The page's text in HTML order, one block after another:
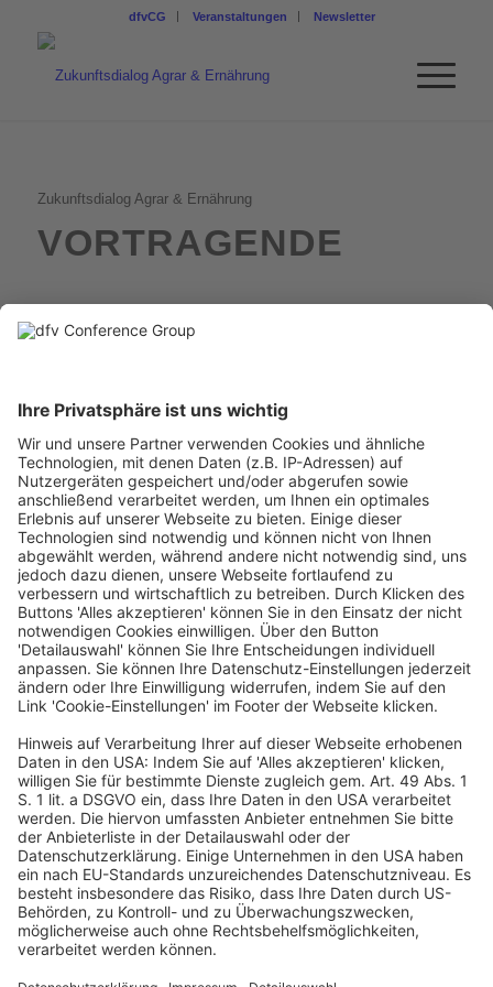
dfvCG Veranstaltungen Newsletter
Zukunftsdialog Agrar & Ernährung
VORTRAGENDE
MARTIN HÄUSLING
Mitglied des Europäischen Parlaments
agrarpolitischer Sprecher der Fraktion der GRÜNEN/EFA
und Mitglied im Umweltausschuss
Martin Häusling ist seit 2009 Mitglied des Europäischen
Parlaments und dort agrarpolitischer Sprecher der Fraktion der
GRÜNEN/EFA und Mitglied im Umweltausschuss. Zuvor war er
von 2003 bis 2009 Mitglied des Hessischen Landtages und dort
fachpolitischer Sprecher für Landwirtschaft, Europa,
Verbraucherschutz sowie ländliche Räume und Gentechnik. Er ist
gelernter Agrartechniker und Biolandwirt seit 1988, seit 2015
bewirtschaften seine zwei Söhne den Hof.
Ein Business Event von: